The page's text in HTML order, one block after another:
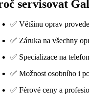
servisovat
✅ Většinu oprav
✅ Záruka na všechny
✅ Specializace na
✅ Možnost osobního i
✅ Férové ceny a